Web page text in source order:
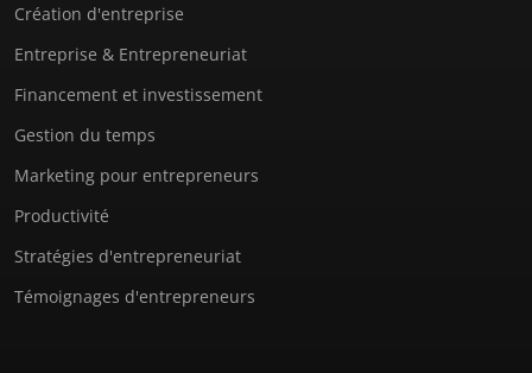
Création d'entreprise
Entreprise & Entrepreneuriat
Financement et investissement
Gestion du temps
Marketing pour entrepreneurs
Productivité
Stratégies d'entrepreneuriat
Témoignages d'entrepreneurs